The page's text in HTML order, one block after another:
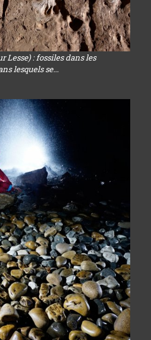
Lesse) : fossiles dans les
lesquels se...